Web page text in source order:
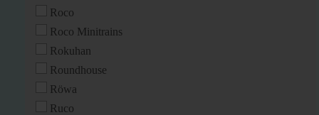
Roco
Roco Minitrains
Rokuhan
Roundhouse
Röwa
Ruco